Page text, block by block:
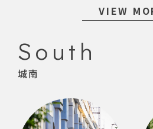
VIEW
城南
South